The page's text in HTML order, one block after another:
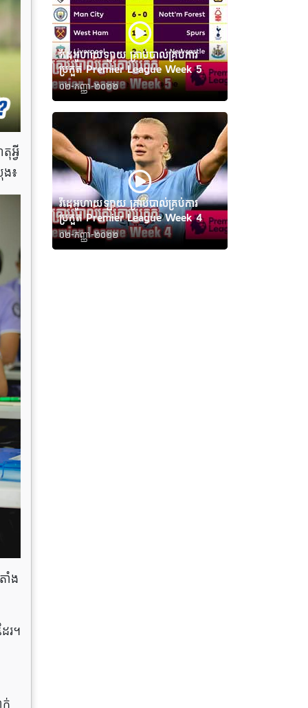
អ្វី
ង៖
ាំង​
រ។
វីដេអូហាយឡាយ គ្រាប់បាល់គ្រប់ការ
ប្រកួត Premier League Week 5
០២-កញ្ញា-២០២២
វីដេអូហាយឡាយ គ្រាប់បាល់គ្រប់ការ
ប្រកួត Premier League Week 4
០២-កញ្ញា-២០២២